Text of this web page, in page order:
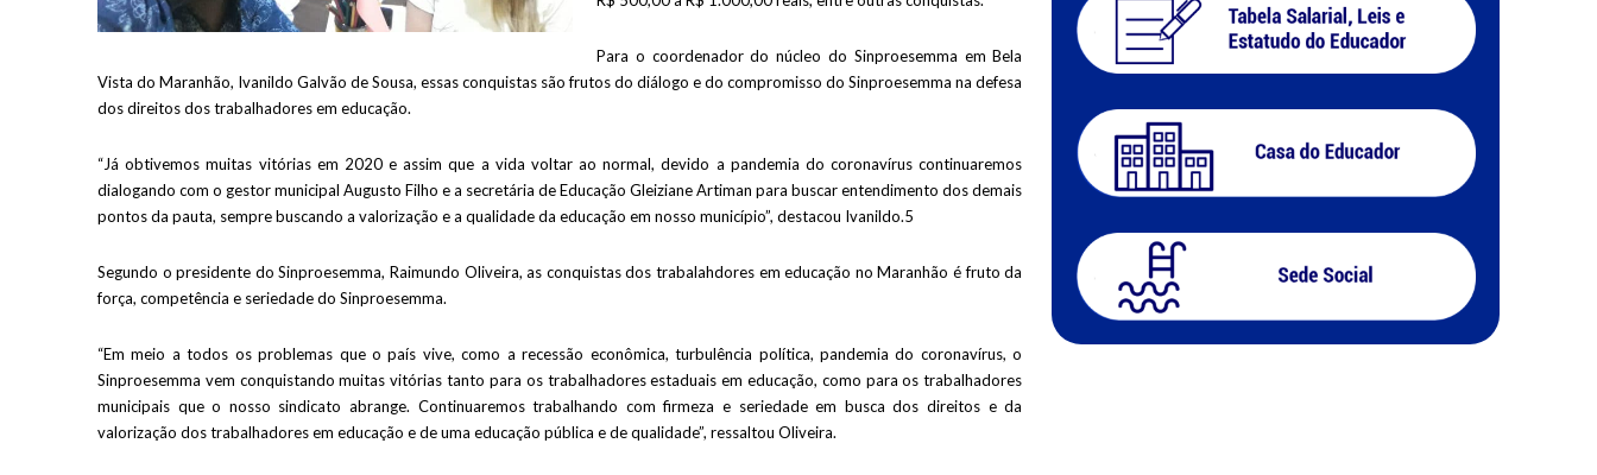
Para o coordenador do núcleo do Sinproesemma em Bela
Vista do Maranhão, Ivanildo Galvão de Sousa, essas conquistas são frutos do diálogo e do compromisso do Sinproesemma na defesa
dos direitos dos trabalhadores em educação.
“Já obtivemos muitas vitórias em 2020 e assim que a vida voltar ao normal, devido a pandemia do coronavírus continuaremos
dialogando com o gestor municipal Augusto Filho e a secretária de Educação Gleiziane Artiman para buscar entendimento dos demais
pontos da pauta, sempre buscando a valorização e a qualidade da educação em nosso município”, destacou Ivanildo.5
Segundo o presidente do Sinproesemma, Raimundo Oliveira, as conquistas dos trabalahdores em educação no Maranhão é fruto da
força, competência e seriedade do Sinproesemma.
“Em meio a todos os problemas que o país vive, como a recessão econômica, turbulência política, pandemia do coronavírus, o
Sinproesemma vem conquistando muitas vitórias tanto para os trabalhadores estaduais em educação, como para os trabalhadores
municipais que o nosso sindicato abrange. Continuaremos trabalhando com firmeza e seriedade em busca dos direitos e da
valorização dos trabalhadores em educação e de uma educação pública e de qualidade”, ressaltou Oliveira.